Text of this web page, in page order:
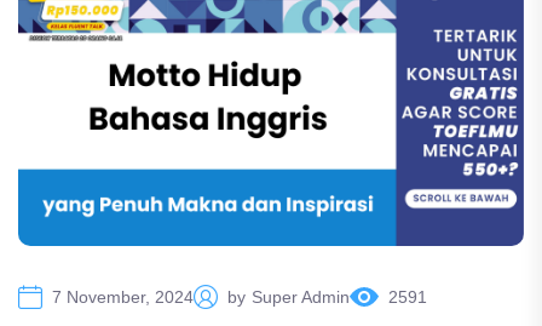
7 November, 2024 by Super Admin 2591